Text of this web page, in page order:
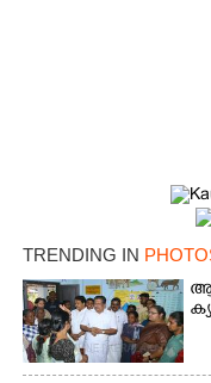
TRENDING IN